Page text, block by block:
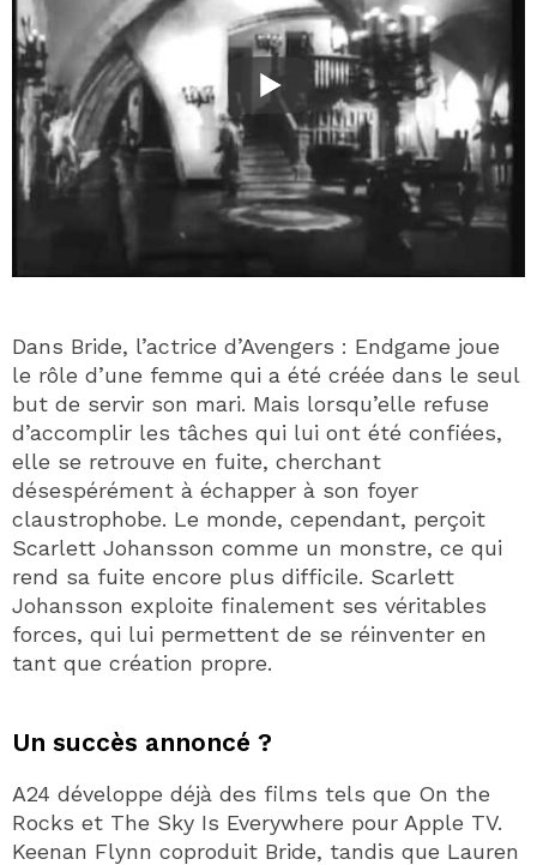
Dans Bride, l’actrice d’Avengers : Endgame joue
le rôle d’une femme qui a été créée dans le seul
but de servir son mari. Mais lorsqu’elle refuse
d’accomplir les tâches qui lui ont été confiées,
elle se retrouve en fuite, cherchant
désespérément à échapper à son foyer
claustrophobe. Le monde, cependant, perçoit
Scarlett Johansson comme un monstre, ce qui
rend sa fuite encore plus difficile. Scarlett
Johansson exploite finalement ses véritables
forces, qui lui permettent de se réinventer en
tant que création propre.
Un succès annoncé ?
A24 développe déjà des films tels que On the
Rocks et The Sky Is Everywhere pour Apple TV.
Keenan Flynn coproduit Bride, tandis que Lauren